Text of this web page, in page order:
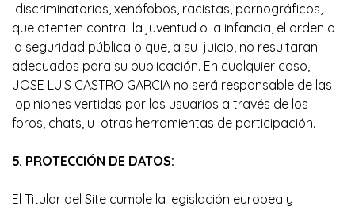
discriminatorios, xenófobos, racistas, pornográficos,
que atenten contra la juventud o la infancia, el orden o
la seguridad pública o que, a su juicio, no resultaran
adecuados para su publicación. En cualquier caso,
JOSE LUIS CASTRO GARCIA no será responsable de las
opiniones vertidas por los usuarios a través de los
foros, chats, u otras herramientas de participación.
5. PROTECCIÓN DE DATOS:
El Titular del Site cumple la legislación europea y